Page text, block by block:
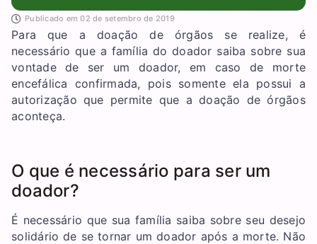
Publicado em 02 de setembro de 2019
Para que a doação de órgãos se realize, é
necessário que a família do doador saiba sobre sua
vontade de ser um doador, em caso de morte
encefálica confirmada, pois somente ela possui a
autorização que permite que a doação de órgãos
aconteça.
O que é necessário para ser um
doador?
É necessário que sua família saiba sobre seu desejo
solidário de se tornar um doador após a morte. Não